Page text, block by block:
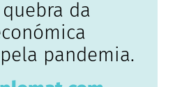
da
pandemia.